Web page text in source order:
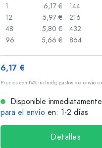
1
6,17 €
12
5,97 €
48
5,80 €
96
5,66 €
144
216
432
864
6,17 €
Precios con IVA incluido, gastos de envío
Disponible
para el envío en: 1-2 días
Detalles